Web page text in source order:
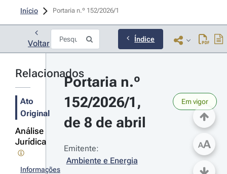
Início Portaria n.º 152/2026/1
Voltar Índice
Relacionados
Ato
Original
Análise
Jurídica
Informações
Portaria n.º
152/2026/1,
de 8 de abril
Em vigor
Emitente:
Ambiente e Energia
AA